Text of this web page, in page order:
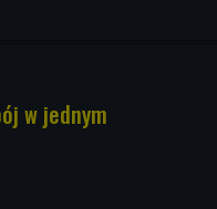
w jednym